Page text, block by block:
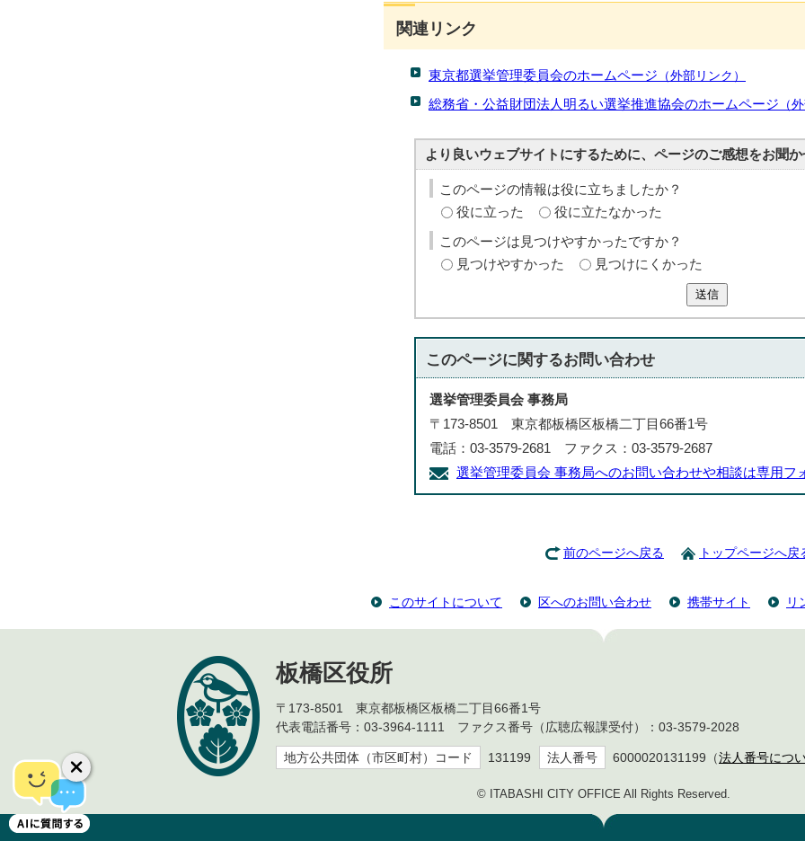
関連リンク
東京都選挙管理委員会のホームページ （外部リンク）
総務省・公益財団法人明るい選挙推進協会のホームページ （
より良いウェブサイトにするために、ページのご感想をお聞
このページの情報は役に立ちましたか？
役に立った
役に立たなかった
このページは見つけやすかったですか？
見つけやすかった
見つけにくかった
送信
このページに関するお問い合わせ
選挙管理委員会 事務局
〒173-8501 東京都板橋区板橋二丁目66番1号
電話：03-3579-2681 ファクス：03-3579-2687
選挙管理委員会 事務局へのお問い合わせや相談は専用フ
前のページへ戻る トップページへ戻
このサイトについて 区へのお問い合わせ 携帯サイト リ
板橋区役所
〒173-8501 東京都板橋区板橋二丁目66番1号
代表電話番号：03-3964-1111 ファクス番号（広聴広報課受付）：03-3579-2028
地方公共団体（市区町村）コード 131199 法人番号 6000020131199（法人番号につ
© ITABASHI CITY OFFICE All Rights Reserved.